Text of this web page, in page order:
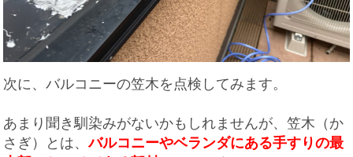
次に、バルコニーの笠木を点検してみます。
あまり聞き馴染みがないかもしれませんが、笠木（か
さぎ）とは、バルコニーやベランダにある手すりの最